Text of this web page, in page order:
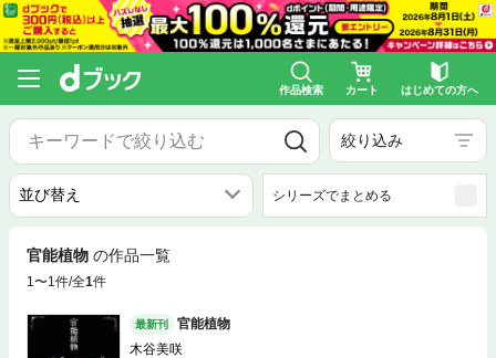
作品検索 カート はじめての方へ
絞り込み
シリーズでまとめる
官能植物 の作品一覧
1〜1件/全1件
最新刊
官能植物
木谷美咲